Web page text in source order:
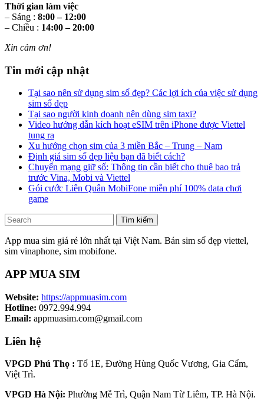
Thời gian làm việc
– Sáng : 8:00 – 12:00
– Chiều : 14:00 – 20:00
Xin cảm ơn!
Tin mới cập nhật
Tại sao nên sử dụng sim số đẹp? Các lợi ích của việc sử dụng
sim số đẹp
Tại sao người kinh doanh nên dùng sim taxi?
Video hướng dẫn kích hoạt eSIM trên iPhone được Viettel
tung ra
Xu hướng chọn sim của 3 miền Bắc – Trung – Nam
Định giá sim số đẹp liệu bạn đã biết cách?
Chuyển mạng giữ số: Thông tin cần biết cho thuê bao trả
trước Vina, Mobi và Viettel
Gói cước Liên Quân MobiFone miễn phí 100% data chơi
game
Tìm kiếm
App mua sim giá rẻ lớn nhất tại Việt Nam. Bán sim số đẹp viettel,
sim vinaphone, sim mobifone.
APP MUA SIM
Website: https://appmuasim.com
Hotline: 0972.994.994
Email: appmuasim.com@gmail.com
Liên hệ
VPGD Phú Thọ : Tổ 1E, Đường Hùng Quốc Vương, Gia Cẩm,
Việt Trì.
VPGD Hà Nội: Phường Mễ Trì, Quận Nam Từ Liêm, TP. Hà Nội.